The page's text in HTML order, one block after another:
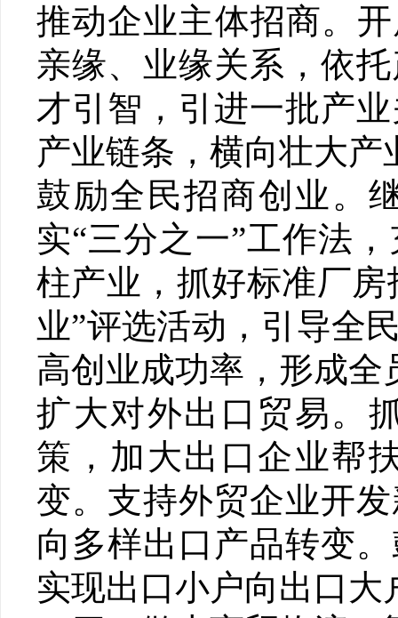
推动企业主体招商。
亲缘、业缘关系，依
才引智，引进一批产
产业链条，横向壮大产
鼓励全民招商创业。
实“三分之一”工作法
柱产业，抓好标准厂
业”评选活动，引导全
高创业成功率，形成
扩大对外出口贸易。
策，加大出口企业帮
变。支持外贸企业开
向多样出口产品转变
实现出口小户向出口大